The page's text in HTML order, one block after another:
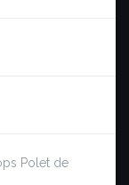
Polet de